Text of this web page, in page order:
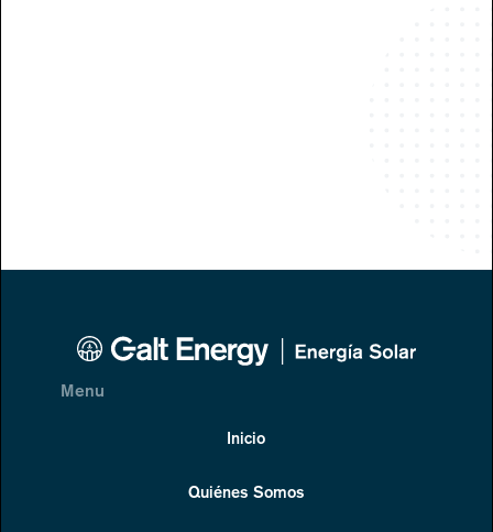
Menu
Inicio
Quiénes Somos